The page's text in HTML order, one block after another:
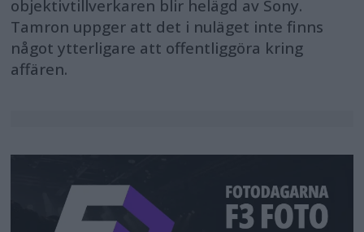
objektivtillverkaren blir helägd av Sony.
Tamron uppger att det i nuläget inte finns
något ytterligare att offentliggöra kring
affären.